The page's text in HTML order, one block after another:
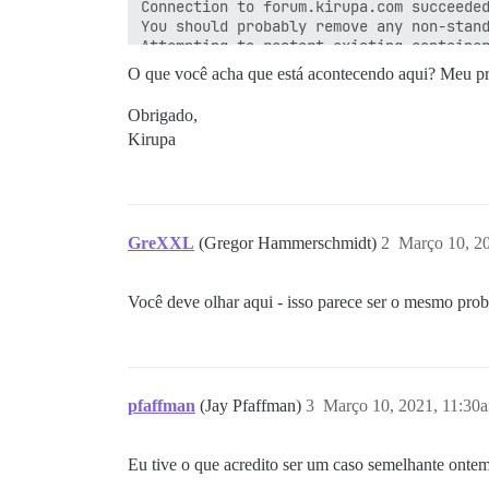
Connection to forum.kirupa.com
You should probably remove any non-
Attempting to restart existing
starting up existing container
+ /usr/bin/docker start app
Error response from daemon: driver
Error: failed to start containers: app
- git clone https://
========================================
Discourse version at forum.kirupa.com: NOT
O que você acha que está acontecendo aqui? Meu
Obrigado,
Kirupa
GreXXL (Gregor Hammerschmidt) Março 10,
2
Você deve olhar aqui - isso parece ser o mesmo
pfaffman (Jay Pfaffman) Março 10, 2021,
3
Eu tive o que acredito ser um caso semelhante